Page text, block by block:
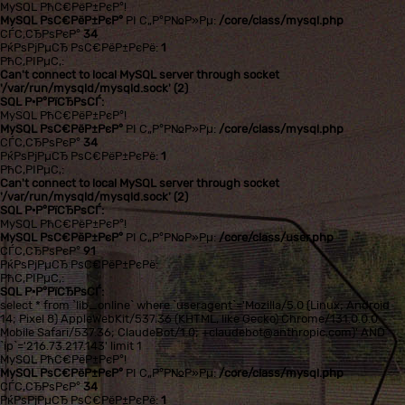
MySQL РћС€РёР±РєР°!
MySQL РѕС€РёР±РєР° РІ С„Р°Р№Р»Рµ: /core/class/mysql.php
СЃС‚СЂРѕРєР° 34
РќРѕРјРµСЂ РѕС€РёР±РєРё: 1
РћС‚РІРµС‚:
Can't connect to local MySQL server through socket
'/var/run/mysqld/mysqld.sock' (2)
SQL Р·Р°РїСЂРѕСЃ:
MySQL РћС€РёР±РєР°!
MySQL РѕС€РёР±РєР° РІ С„Р°Р№Р»Рµ: /core/class/mysql.php
СЃС‚СЂРѕРєР° 34
РќРѕРјРµСЂ РѕС€РёР±РєРё: 1
РћС‚РІРµС‚:
Can't connect to local MySQL server through socket
'/var/run/mysqld/mysqld.sock' (2)
SQL Р·Р°РїСЂРѕСЃ:
MySQL РћС€РёР±РєР°!
MySQL РѕС€РёР±РєР° РІ С„Р°Р№Р»Рµ: /core/class/user.php
СЃС‚СЂРѕРєР° 91
РќРѕРјРµСЂ РѕС€РёР±РєРё:
РћС‚РІРµС‚:
SQL Р·Р°РїСЂРѕСЃ:
select * from `lib_online` where `useragent`='Mozilla/5.0 (Linux; Android
14; Pixel 8) AppleWebKit/537.36 (KHTML, like Gecko) Chrome/131.0.0.0
Mobile Safari/537.36; ClaudeBot/1.0; +claudebot@anthropic.com)' AND
`ip`='216.73.217.143' limit 1
MySQL РћС€РёР±РєР°!
MySQL РѕС€РёР±РєР° РІ С„Р°Р№Р»Рµ:/core/class/mysql.php
СЃС‚СЂРѕРєР°34
РќРѕРјРµСЂ РѕС€РёР±РєРё: 1